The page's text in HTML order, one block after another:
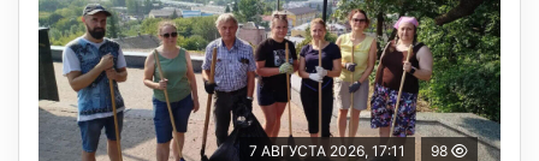
7 АВГУСТА 2026, 17:11 98